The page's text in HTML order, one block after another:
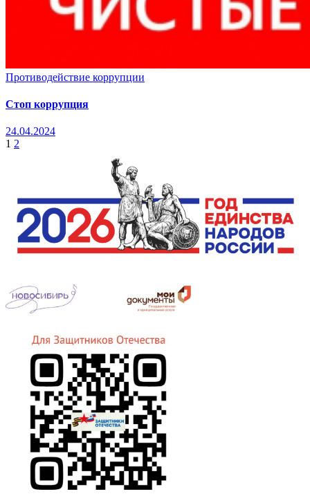
Противодействие коррупции
Стоп коррупция
24.04.2024
Пагинация
1 2